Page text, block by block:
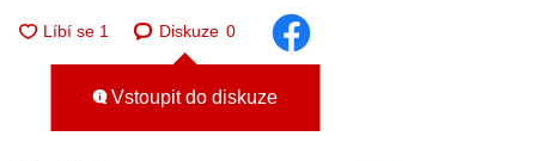
Diskuze 0
Vstoupit do diskuze